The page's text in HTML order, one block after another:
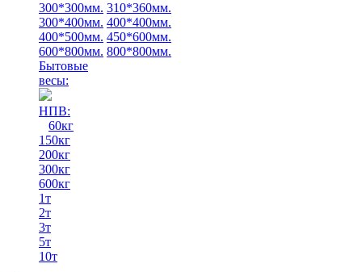
300*300мм. 310*360мм.
300*400мм. 400*400мм.
400*500мм. 450*600мм.
600*800мм. 800*800мм.
Бытовые
весы:
НПВ:
60кг
150кг
200кг
300кг
600кг
1т
2т
3т
5т
10т